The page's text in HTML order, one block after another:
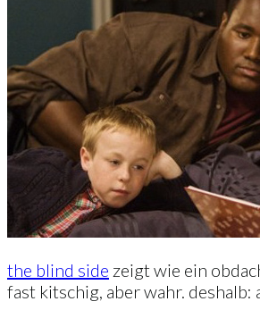
the blind side zeigt wie ein
fast kitschig, aber wahr. deshalb: